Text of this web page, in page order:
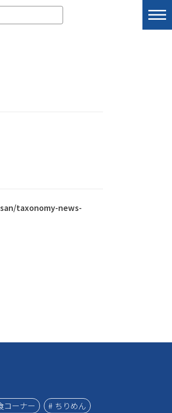
taxonomy-news-
コーナー
# ちりめん